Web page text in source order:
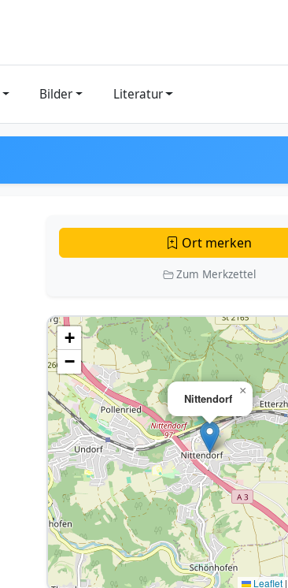
Bilder Literatur
Ort merken
Zum Merkzettel
Nittendorf
×
+
−
Leaflet |